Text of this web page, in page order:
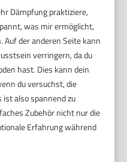
Dämpfung praktiziere,
was mir ermöglicht,
Auf der anderen Seite kann
verringern, da du
hast. Dies kann dein
du versuchst, die
ist also spannend zu
Zubehör nicht nur die
Erfahrung während